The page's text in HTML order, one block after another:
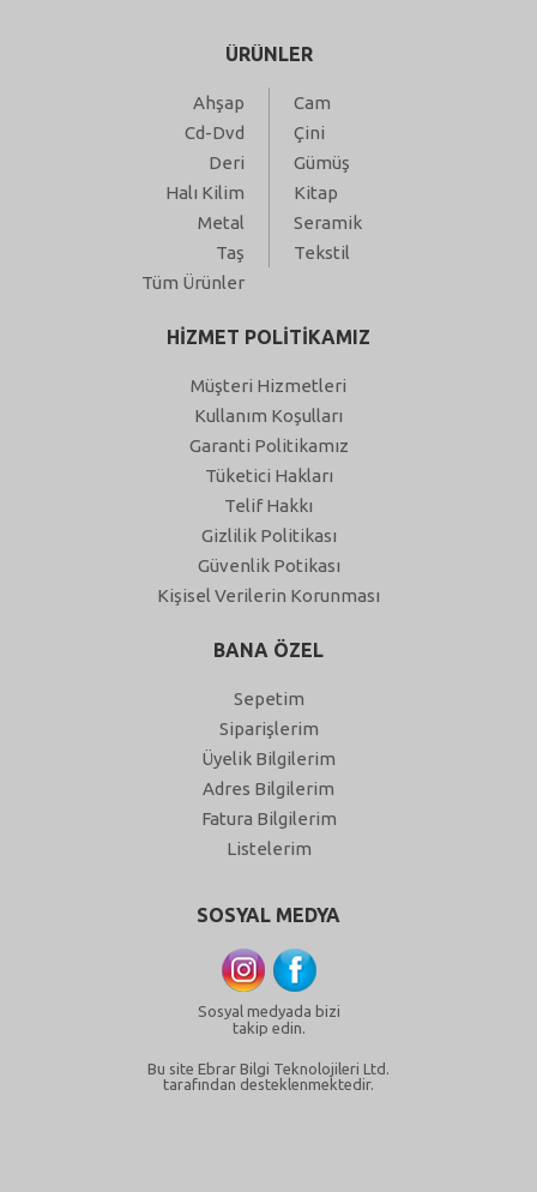
ÜRÜNLER
Ahşap
Cam
Cd-Dvd
Çini
Deri
Gümüş
Halı Kilim
Kitap
Metal
Seramik
Taş
Tekstil
Tüm Ürünler
HİZMET POLİTİKAMIZ
Müşteri Hizmetleri
Kullanım Koşulları
Garanti Politikamız
Tüketici Hakları
Telif Hakkı
Gizlilik Politikası
Güvenlik Potikası
Kişisel Verilerin Korunması
BANA ÖZEL
Sepetim
Siparişlerim
Üyelik Bilgilerim
Adres Bilgilerim
Fatura Bilgilerim
Listelerim
SOSYAL MEDYA
Sosyal medyada bizi
takip edin.
Bu site Ebrar Bilgi Teknolojileri Ltd.
tarafından desteklenmektedir.